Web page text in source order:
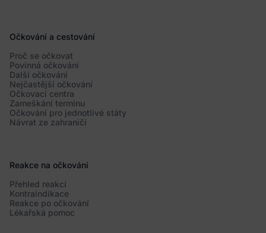
Očkování a cestování
Proč se očkovat
Povinná očkování
Další očkování
Nejčastější očkování
Očkovací centra
Zameškání termínu
Očkování pro jednotlivé státy
Návrat ze zahraničí
Reakce na očkování
Přehled reakcí
Kontraindikace
Reakce po očkování
Lékařská pomoc